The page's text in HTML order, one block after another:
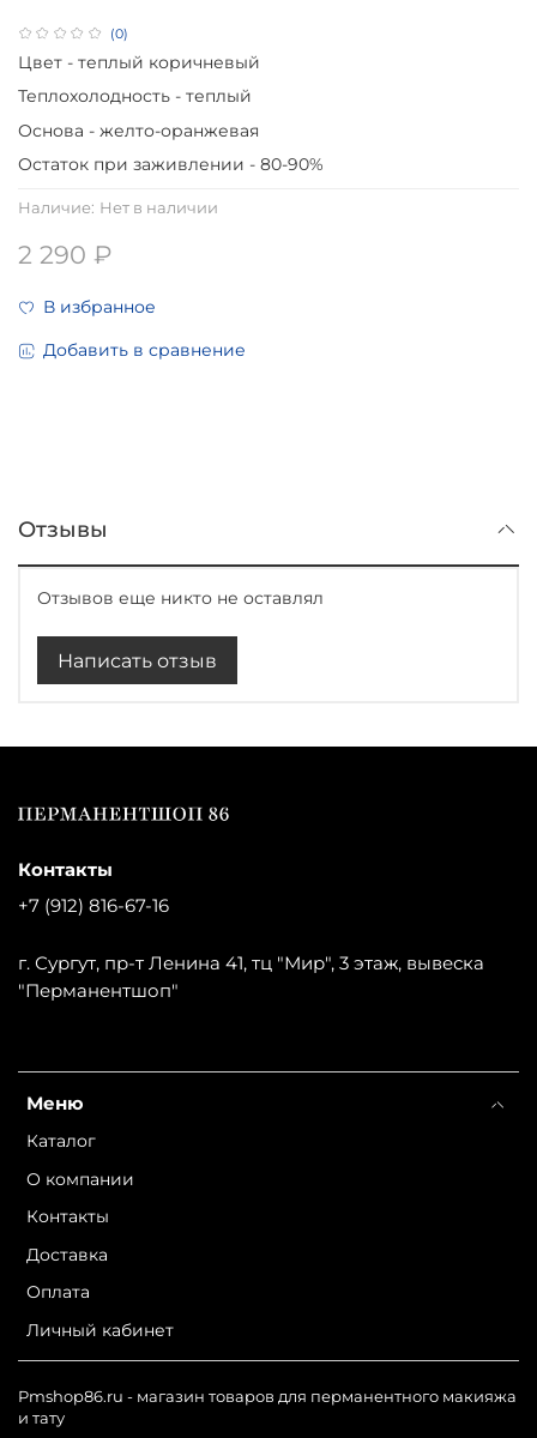
(0)
Наличие: Нет в наличии
2 290 ₽
В избранное
Добавить в сравнение
Цвет - теплый коричневый
Теплохолодность - теплый
Основа - желто-оранжевая
Остаток при заживлении - 80-90%
Отзывы
Отзывов еще никто не оставлял
Написать отзыв
Меню
Каталог
О компании
Контакты
Доставка
Оплата
Личный кабинет
Контакты
+7 (912) 816-67-16
г. Сургут, пр-т Ленина 41, тц "Мир", 3 этаж, вывеска
"Перманентшоп"
Pmshop86.ru - магазин товаров для перманентного макияжа
и тату